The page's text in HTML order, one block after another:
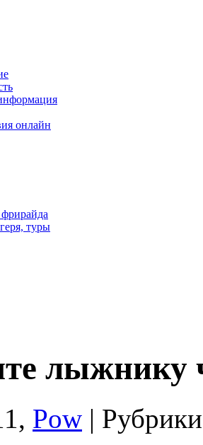
онлайн
туры
лыжнику
Pow |